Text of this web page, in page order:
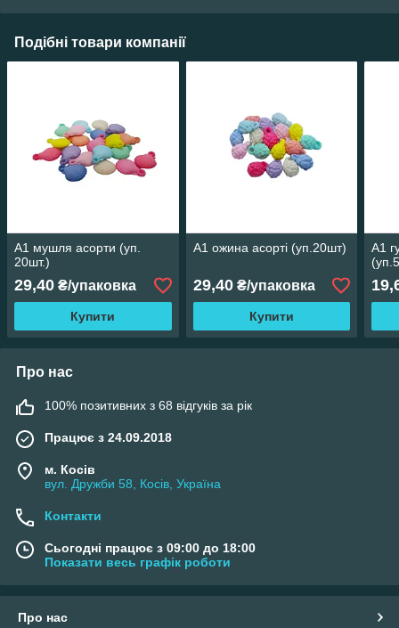
Подібні товари компанії
А1 мушля асорти (уп.
20шт.)
29,40 ₴/упаковка
Купити
А1 ожина асорті (уп.20шт)
29,40₴/упаковка
Купити
А1
Про нас
100% позитивних з 68 відгуків за рік
Працює з 24.09.2018
м. Косів
вул. Дружби 58, Косів, Україна
Контакти
Сьогодні працює з 09:00 до 18:00
Показати весь графік роботи
Про нас